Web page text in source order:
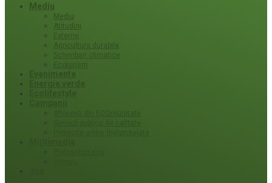
Mediu
Mediu
Atitudini
Externe
Agricultura durabila
Schimbari climatice
Ecoturism